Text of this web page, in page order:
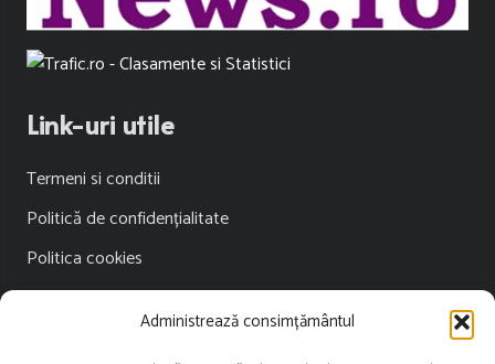
Administrează consimțământul
Link-uri utile
Termeni si conditii
Politică de confidențialitate
Politica cookies
Publicitate